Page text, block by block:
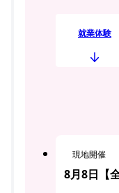
就業体験
現地開催
8月8日【